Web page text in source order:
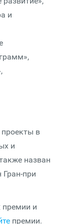
и
в
и
назван
при
и
премии.